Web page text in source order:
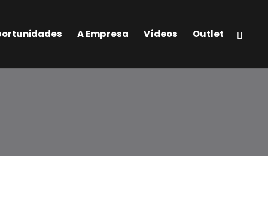
A Empresa Vídeos Outlet